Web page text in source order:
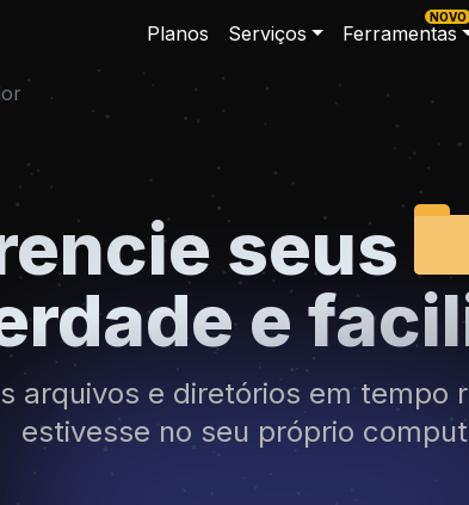
Planos Serviços Ferramentas
NOVO
seus
e
arquivos e diretórios em tempo
estivesse no seu próprio